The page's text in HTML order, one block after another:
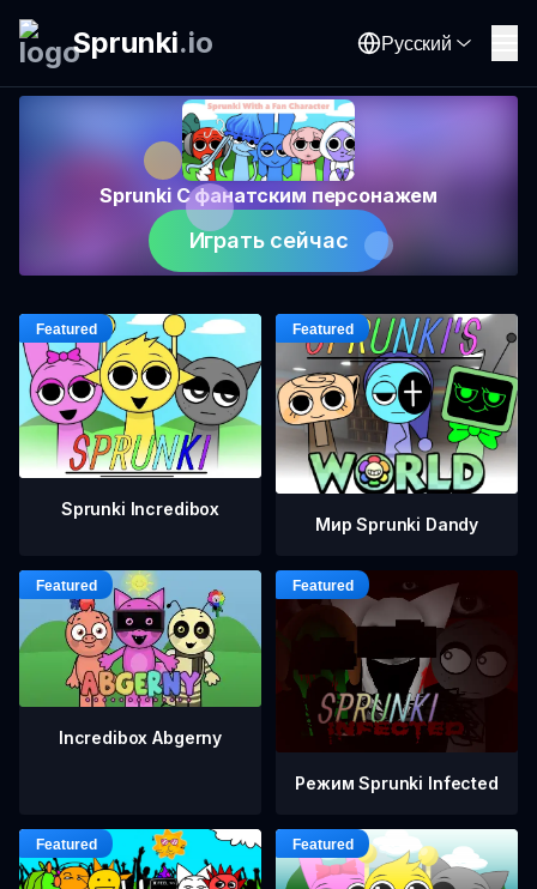
Sprunki.io Русский
Sprunki С фанатским персонажем
Играть сейчас
Sprunki Incredibox
Мир Sprunki Dandy
Incredibox Abgerny
Режим Sprunki Infected